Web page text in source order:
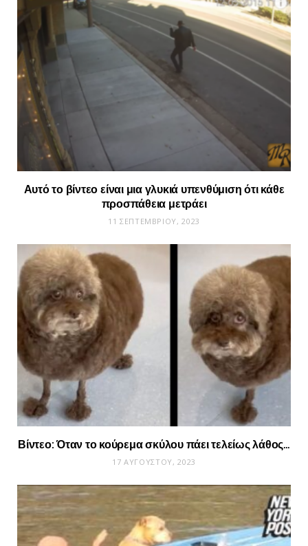
Αυτό το βίντεο είναι μια γλυκιά υπενθύμιση ότι κάθε
προσπάθεια μετράει
11 ΣΕΠΤΕΜΒΡΊΟΥ, 2023
Βίντεο: Όταν το κούρεμα σκύλου πάει τελείως λάθος…
17 ΑΥΓΟΎΣΤΟΥ, 2023